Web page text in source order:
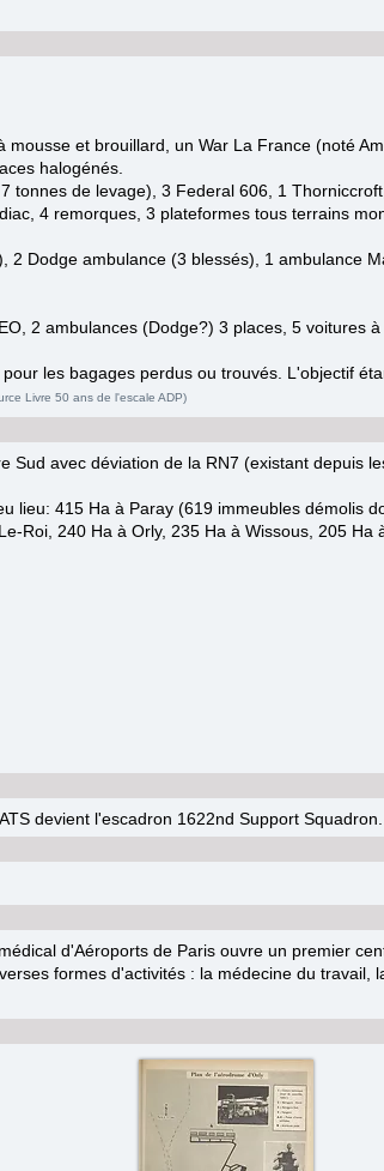
mousse et brouillard, un War La France (noté
halogénés.
tonnes de levage), 3 Federal 606, 1
4 remorques, 3 plateformes tous terrains
2 Dodge ambulance (3 blessés), 1 ambulance
2 ambulances (Dodge?) 3 places, 5 voitures à
les bagages perdus ou trouvés. L'objectif
Livre 50 ans de l'escale ADP)
Sud avec déviation de la RN7 (existant depuis
lieu: 415 Ha à Paray (619 immeubles démolis
Roi, 240 Ha à Orly, 235 Ha à Wissous, 205 Ha
devient l'escadron 1622nd Support Squadron.
d'Aéroports de Paris ouvre un premier
formes d'activités : la médecine du travail,